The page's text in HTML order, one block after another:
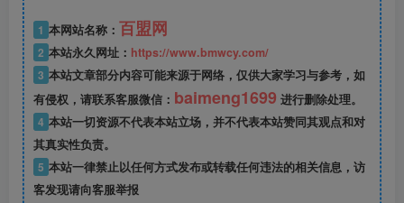
1 本网站名称： 百盟网
2 本站永久网址： https://www.bmwcy.com/
3 本站文章部分内容可能来源于网络，仅供大家学习与参考，如
有侵权，请联系客服微信： baimeng1699 进行删除处理。
4 本站一切资源不代表本站立场，并不代表本站赞同其观点和对
其真实性负责。
5 本站一律禁止以任何方式发布或转载任何违法的相关信息，访
客发现请向客服举报